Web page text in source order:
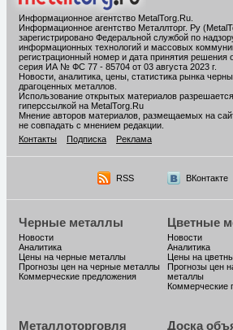
Информационное агентство MetalTorg.Ru
Информационное агентство Металлторг. Ру
зарегистрировано Федеральной службой по
информационных технологий и массовых
регистрационный номер и дата принятия решения
серия ИА № ФС 77 - 85704 от 03 августа 2023 г.
Новости, аналитика, цены, статистика рынка
драгоценных металлов.
Использование открытых материалов
гиперссылкой на MetalTorg.Ru
Мнение авторов материалов, размещаемых на
не совпадать с мнением редакции.
Контакты
Подписка Реклама
RSS ВКонтакте
Черные металлы
Новости
Аналитика
Цены на черные металлы
Прогнозы цен на черные металлы
Коммерческие предложения
Цветные
Новости
Аналитика
Цены на
Прогнозы цен
металлы
Коммерческие
Металлоторговля Доска